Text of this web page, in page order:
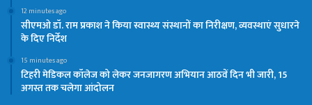
12 minutes ago
सीएमओ डॉ. राम प्रकाश ने किया स्वास्थ्य संस्थानों का निरीक्षण, व्यवस्थाएं सुधारने
के दिए निर्देश
15 minutes ago
टिहरी मेडिकल कॉलेज को लेकर जनजागरण अभियान आठवें दिन भी जारी, 15
अगस्त तक चलेगा आंदोलन